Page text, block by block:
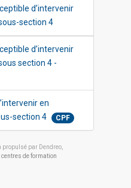
d’intervenir
section 4
d’intervenir
section 4 -
en
section 4
CPF
propulsé par Dendreo,
centres de formation